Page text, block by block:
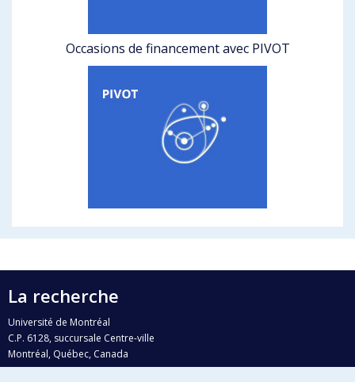
Occasions de financement avec PIVOT
La recherche
Université de Montréal
C.P. 6128, succursale Centre-ville
Montréal, Québec, Canada
H3C 3J7